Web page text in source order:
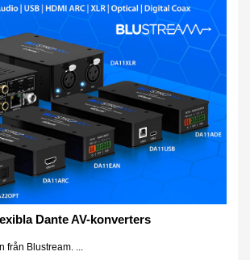
Dante AV-konverters
från Blustream. ...